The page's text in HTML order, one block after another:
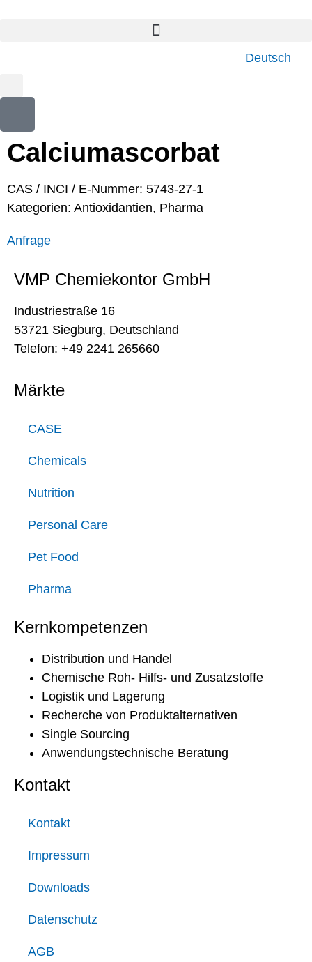
Deutsch
Calciumascorbat
CAS / INCI / E-Nummer: 5743-27-1
Kategorien: Antioxidantien, Pharma
Anfrage
VMP Chemiekontor GmbH
Industriestraße 16
53721 Siegburg, Deutschland
Telefon: +49 2241 265660
Märkte
CASE
Chemicals
Nutrition
Personal Care
Pet Food
Pharma
Kernkompetenzen
Distribution und Handel
Chemische Roh- Hilfs- und Zusatzstoffe
Logistik und Lagerung
Recherche von Produktalternativen
Single Sourcing
Anwendungstechnische Beratung
Kontakt
Kontakt
Impressum
Downloads
Datenschutz
AGB